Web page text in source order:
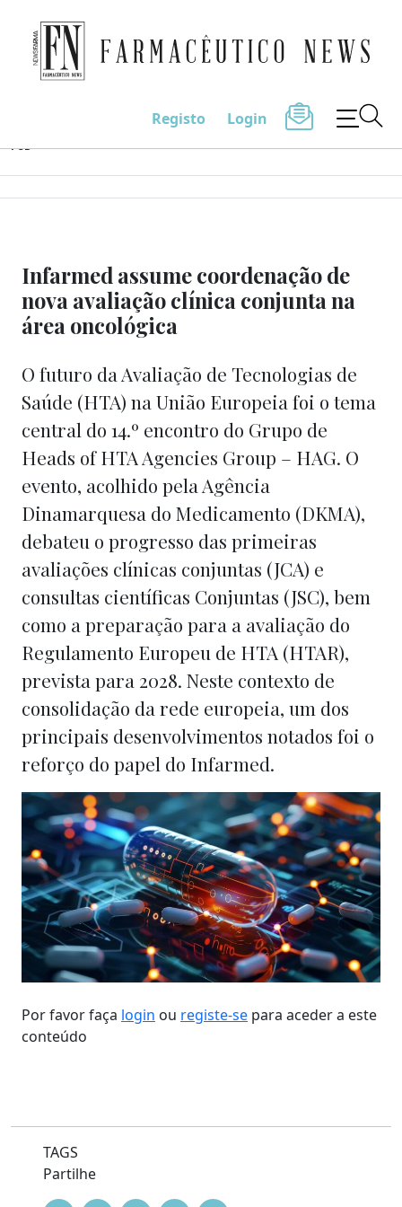
to
content
Farmacêutico News
Registo Login
PUB
Infarmed assume coordenação de
nova avaliação clínica conjunta na
área oncológica
O futuro da Avaliação de Tecnologias de
Saúde (HTA) na União Europeia foi o tema
central do 14.º encontro do Grupo de
Heads of HTA Agencies Group – HAG. O
evento, acolhido pela Agência
Dinamarquesa do Medicamento (DKMA),
debateu o progresso das primeiras
avaliações clínicas conjuntas (JCA) e
consultas científicas Conjuntas (JSC), bem
como a preparação para a avaliação do
Regulamento Europeu de HTA (HTAR),
prevista para 2028. Neste contexto de
consolidação da rede europeia, um dos
principais desenvolvimentos notados foi o
reforço do papel do Infarmed.
Por favor faça login ou registe-se para aceder a este
conteúdo
TAGS
Partilhe